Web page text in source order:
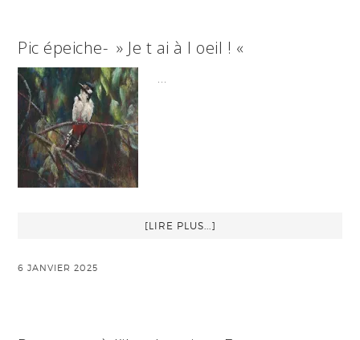
Pic épeiche- » Je t ai à l oeil ! «
…
[LIRE PLUS...]
6 JANVIER 2025